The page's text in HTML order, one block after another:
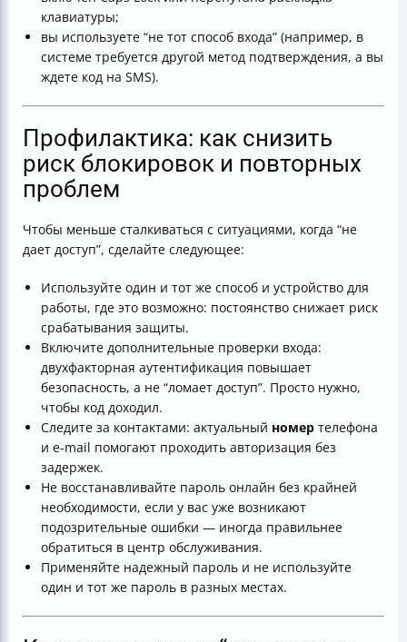
клавиатуры;
вы используете “не тот способ входа” (например, в
системе требуетcя другой метод подтверждения, а вы
ждете код на SMS).
Профилактика: как снизить
риск блокировок и повторных
проблем
Чтобы меньше сталкиваться с ситуациями, когда “не
дает доступ”, сделайте следующее:
Используйте один и тот же способ и устройство для
работы, где это возможно: постоянство снижает риск
срабатывания защиты.
Включите дополнительные проверки входа:
двухфакторная аутентификация повышает
безопасность, а не “ломает доступ”. Просто нужно,
чтобы код доходил.
Следите за контактами: актуальный номер телефона
и e-mail помогают проходить авторизация без
задержек.
Не восстанавливайте пароль онлайн без крайней
необходимости, если у вас уже возникают
подозрительные ошибки — иногда правильнее
обратиться в центр обслуживания.
Применяйте надежный пароль и не используйте
один и тот же пароль в разных местах.